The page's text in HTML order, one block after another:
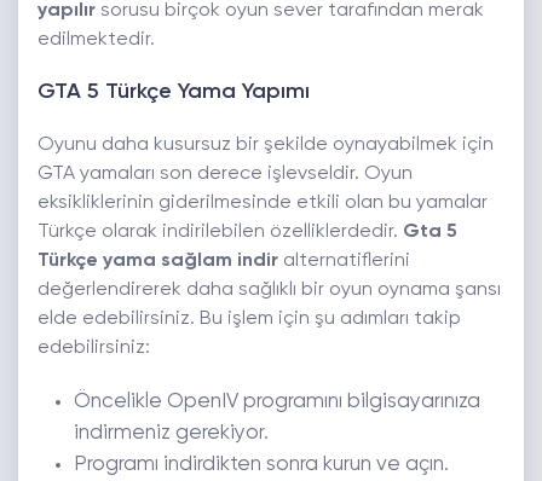
yapılır sorusu birçok oyun sever tarafından merak
edilmektedir.
GTA 5 Türkçe Yama Yapımı
Oyunu daha kusursuz bir şekilde oynayabilmek için
GTA yamaları son derece işlevseldir. Oyun
eksikliklerinin giderilmesinde etkili olan bu yamalar
Türkçe olarak indirilebilen özelliklerdedir. Gta 5
Türkçe yama sağlam indir alternatiflerini
değerlendirerek daha sağlıklı bir oyun oynama şansı
elde edebilirsiniz. Bu işlem için şu adımları takip
edebilirsiniz:
Öncelikle OpenIV programını bilgisayarınıza
indirmeniz gerekiyor.
Programı indirdikten sonra kurun ve açın.